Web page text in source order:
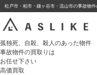
松戸市・柏市・鎌ヶ谷市・流山市の事故物
孤独死、自殺、殺人のあった物件
事故物件の買取り は
お任せ下さい
高価買取